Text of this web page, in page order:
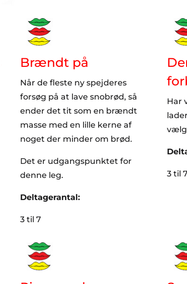
Brændt på
Når de fleste ny spejderes
forsøg på at lave snobrød, så
ender det tit som en brændt
masse med en lille kerne af
noget der minder om brød.
Det er udgangspunktet for
denne leg.
Deltagerantal:
3 til 7
Har
3 til 7